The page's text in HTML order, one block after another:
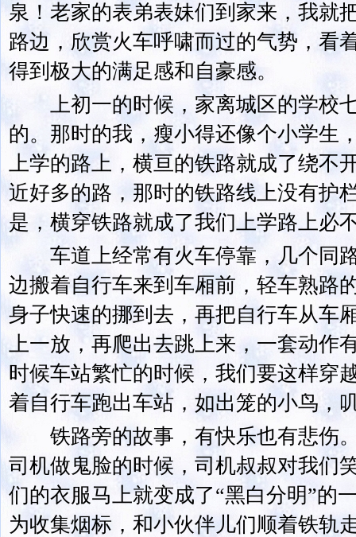
泉！老家的表弟表妹们到家来，我就
路边，欣赏火车呼啸而过的气势，看
得到极大的满足感和自豪感。
上初一的时候，家离城区的学校
的。那时的我，瘦小得还像个小学生
上学的路上，横亘的铁路就成了绕不
近好多的路，那时的铁路线上没有护
是，横穿铁路就成了我们上学路上必
车道上经常有火车停靠，几个同
边搬着自行车来到车厢前，轻车熟路
身子快速的挪到去，再把自行车从车
上一放，再爬出去跳上来，一套动作
时候车站繁忙的时候，我们要这样穿
着自行车跑出车站，如出笼的小鸟，
铁路旁的故事，有快乐也有悲伤
司机做鬼脸的时候，司机叔叔对我们
们的衣服马上就变成了“黑白分明”的
为收集烟标，和小伙伴儿们顺着铁轨